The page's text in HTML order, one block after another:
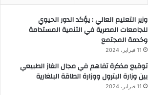
وزير التعليم العالي : يؤكد الدور الحيوي
للجامعات المصرية في التنمية المستدامة
وخدمة المجتمع
11 فبراير، 2024
توقيع مذكرة تفاهم في مجال الغاز الطبيعي
بين وزارة البترول ووزارة الطاقة البلغارية
11 فبراير، 2024